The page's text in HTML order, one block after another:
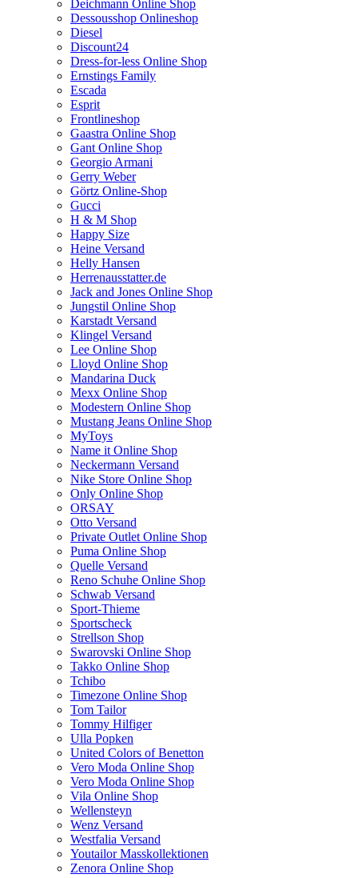
Deichmann Online Shop
Dessousshop Onlineshop
Diesel
Discount24
Dress-for-less Online Shop
Ernstings Family
Escada
Esprit
Frontlineshop
Gaastra Online Shop
Gant Online Shop
Georgio Armani
Gerry Weber
Görtz Online-Shop
Gucci
H & M Shop
Happy Size
Heine Versand
Helly Hansen
Herrenausstatter.de
Jack and Jones Online Shop
Jungstil Online Shop
Karstadt Versand
Klingel Versand
Lee Online Shop
Lloyd Online Shop
Mandarina Duck
Mexx Online Shop
Modestern Online Shop
Mustang Jeans Online Shop
MyToys
Name it Online Shop
Neckermann Versand
Nike Store Online Shop
Only Online Shop
ORSAY
Otto Versand
Private Outlet Online Shop
Puma Online Shop
Quelle Versand
Reno Schuhe Online Shop
Schwab Versand
Sport-Thieme
Sportscheck
Strellson Shop
Swarovski Online Shop
Takko Online Shop
Tchibo
Timezone Online Shop
Tom Tailor
Tommy Hilfiger
Ulla Popken
United Colors of Benetton
Vero Moda Online Shop
Vero Moda Online Shop
Vila Online Shop
Wellensteyn
Wenz Versand
Westfalia Versand
Youtailor Masskollektionen
Zenora Online Shop